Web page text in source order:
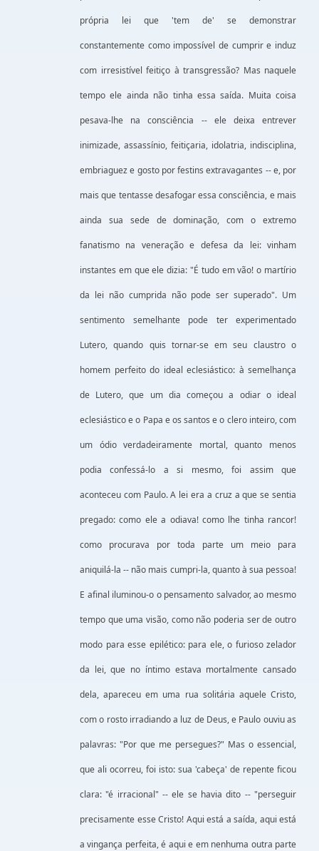
própria lei que 'tem de' se demonstrar
constantemente como impossível de cumprir e induz
com irresistível feitiço à transgressão? Mas naquele
tempo ele ainda não tinha essa saída. Muita coisa
pesava-lhe na consciência -- ele deixa entrever
inimizade, assassínio, feitiçaria, idolatria, indisciplina,
embriaguez e gosto por festins extravagantes -- e, por
mais que tentasse desafogar essa consciência, e mais
ainda sua sede de dominação, com o extremo
fanatismo na veneração e defesa da lei: vinham
instantes em que ele dizia: "É tudo em vão! o martírio
da lei não cumprida não pode ser superado". Um
sentimento semelhante pode ter experimentado
Lutero, quando quis tornar-se em seu claustro o
homem perfeito do ideal eclesiástico: à semelhança
de Lutero, que um dia começou a odiar o ideal
eclesiástico e o Papa e os santos e o clero inteiro, com
um ódio verdadeiramente mortal, quanto menos
podia confessá-lo a si mesmo, foi assim que
aconteceu com Paulo. A lei era a cruz a que se sentia
pregado: como ele a odiava! como lhe tinha rancor!
como procurava por toda parte um meio para
aniquilá-la -- não mais cumpri-la, quanto à sua pessoa!
E afinal iluminou-o o pensamento salvador, ao mesmo
tempo que uma visão, como não poderia ser de outro
modo para esse epilético: para ele, o furioso zelador
da lei, que no íntimo estava mortalmente cansado
dela, apareceu em uma rua solitária aquele Cristo,
com o rosto irradiando a luz de Deus, e Paulo ouviu as
palavras: "Por que me persegues?" Mas o essencial,
que ali ocorreu, foi isto: sua 'cabeça' de repente ficou
clara: "é irracional" -- ele se havia dito -- "perseguir
precisamente esse Cristo! Aqui está a saída, aqui está
a vingança perfeita, é aqui e em nenhuma outra parte